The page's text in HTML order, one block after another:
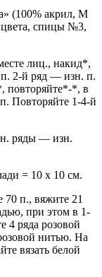
(100% акрил, М
цвета, спицы №3,
лиц., накид*,
п. 2-й ряд — изн. п.
повторяйте*-*, в
Повторяйте 1-4-й
ряды — изн.
= 10 х 10 см.
п., вяжите 21
при этом в 1-
4 ряда розовой
нитью. На
вязать белой